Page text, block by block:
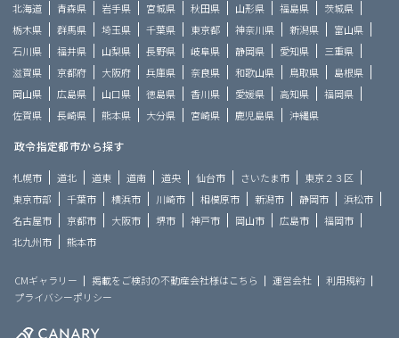
北海道 青森県 岩手県 宮城県 秋田県 山形県 福島県
茨城県
栃木県
群馬県 埼玉県 千葉県 東京都 神奈川県 新潟県
富山県
石川県
福井県 山梨県 長野県 岐阜県 静岡県 愛知県
三重県
滋賀県
京都府 大阪府 兵庫県 奈良県 和歌山県 鳥取県
島根県
岡山県
広島県 山口県 徳島県 香川県 愛媛県 高知県
福岡県
佐賀県
長崎県 熊本県 大分県 宮崎県 鹿児島県 沖縄県
政令指定都市から探す
札幌市 道北 道東 道南 道央 仙台市 さいたま市
東京２３区
東京市部
千葉市 横浜市 川崎市 相模原市 新潟市 静岡市
浜松市
名古屋市
京都市 大阪市 堺市 神戸市 岡山市 広島市
福岡市
北九州市
熊本市
CMギャラリー 掲載をご検討の不動産会社様はこちら 運営会社
利用規約
プライバシーポリシー